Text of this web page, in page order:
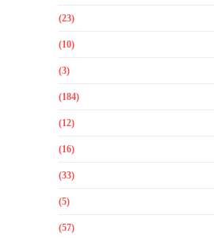
(23)
(10)
(3)
(184)
(12)
(16)
(33)
(5)
(57)